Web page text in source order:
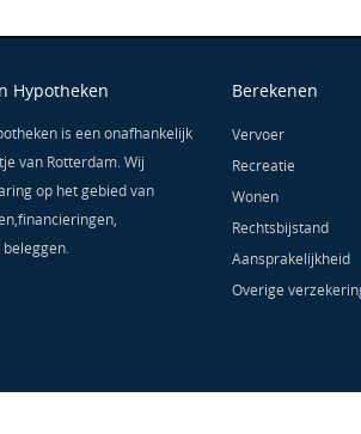
Hypotheken
is een onafhankelijk
van Rotterdam. Wij
op het gebied van
Berekenen
Vervoer
Recreatie
Wonen
Rechtsbijstand
Aansprakelijkheid
Overige